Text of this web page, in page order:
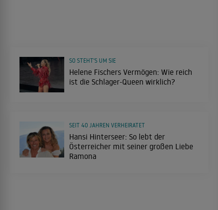
Helene Fischers Vermögen: Wie reich
ist die Schlager-Queen wirklich?
SO STEHT'S UM SIE
Hansi Hinterseer: So lebt der
Österreicher mit seiner großen Liebe
Ramona
SEIT 40 JAHREN VERHEIRATET